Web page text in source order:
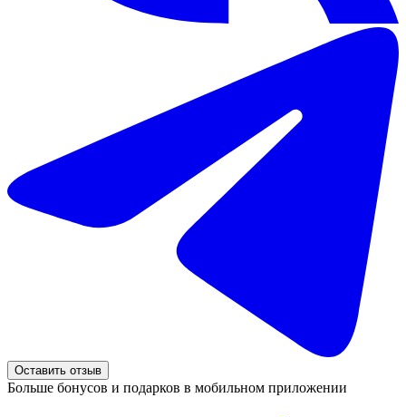
Оставить отзыв
Больше бонусов и подарков в мобильном приложении